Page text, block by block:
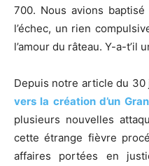
700. Nous avions
l’échec, un rien
l’amour du râteau. Y-a-t’il
Depuis notre article du 30
vers la création d’un
plusieurs nouvelles
cette étrange fièvre
affaires portées en